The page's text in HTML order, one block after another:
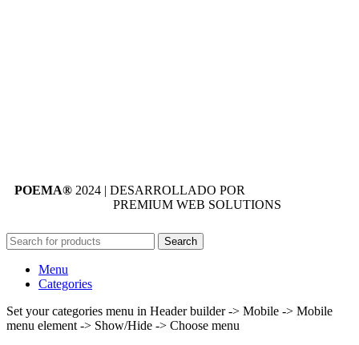
POEMA® 2024 | DESARROLLADO POR
PREMIUM WEB SOLUTIONS
Search
Menu
Categories
Set your categories menu in Header builder -> Mobile -> Mobile
menu element -> Show/Hide -> Choose menu